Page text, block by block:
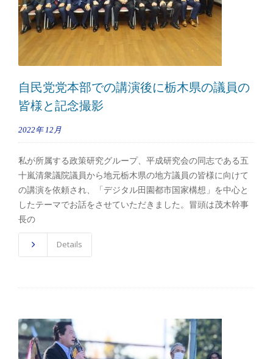
自民党党本部での講演後に栃木県の議員の
皆様と記念撮影
2022年 12月
私が所属する政策研究グループ、平成研究会の同志である五
十嵐清衆議院議員から地元栃木県の地方議員の皆様に向けて
の講演を依頼され、「デジタル田園都市国家構想」を中心と
したテーマでお話をさせていただきました。冒頭は茂木幹事
長の
Details